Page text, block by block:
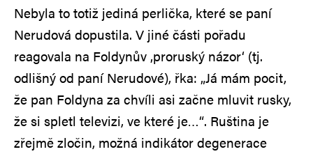
Nebyla to totiž jediná perlička, které se paní
Nerudová dopustila. V jiné části pořadu
reagovala na Foldynův ‚proruský názor‘ (tj.
odlišný od paní Nerudové), řka: „Já mám pocit,
že pan Foldyna za chvíli asi začne mluvit rusky,
že si spletl televizi, ve které je…“. Ruština je
zřejmě zločin, možná indikátor degenerace